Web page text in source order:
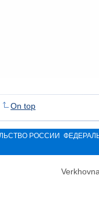
On top
РОССИИ